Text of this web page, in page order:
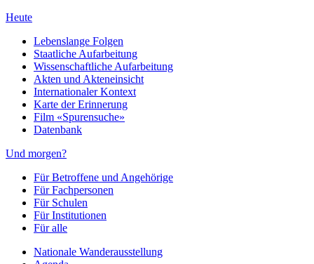
Heute
Lebenslange Folgen
Staatliche Aufarbeitung
Wissenschaftliche Aufarbeitung
Akten und Akteneinsicht
Internationaler Kontext
Karte der Erinnerung
Film «Spurensuche»
Datenbank
Und morgen?
Für Betroffene und Angehörige
Für Fachpersonen
Für Schulen
Für Institutionen
Für alle
Nationale Wanderausstellung